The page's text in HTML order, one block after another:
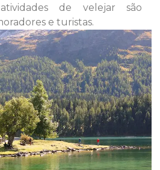
de velejar são
e turistas.